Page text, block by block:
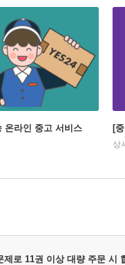
온라인 중고 서비스 [
상
제로 11권 이상 대량 주문 시